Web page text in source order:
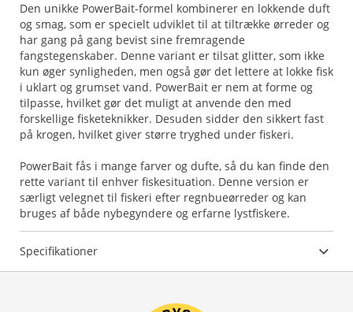
Den unikke PowerBait-formel kombinerer en lokkende duft
og smag, som er specielt udviklet til at tiltrække ørreder og
har gang på gang bevist sine fremragende
fangstegenskaber. Denne variant er tilsat glitter, som ikke
kun øger synligheden, men også gør det lettere at lokke fisk
i uklart og grumset vand. PowerBait er nem at forme og
tilpasse, hvilket gør det muligt at anvende den med
forskellige fisketeknikker. Desuden sidder den sikkert fast
på krogen, hvilket giver større tryghed under fiskeri.
PowerBait fås i mange farver og dufte, så du kan finde den
rette variant til enhver fiskesituation. Denne version er
særligt velegnet til fiskeri efter regnbueørreder og kan
bruges af både nybegyndere og erfarne lystfiskere.
Specifikationer